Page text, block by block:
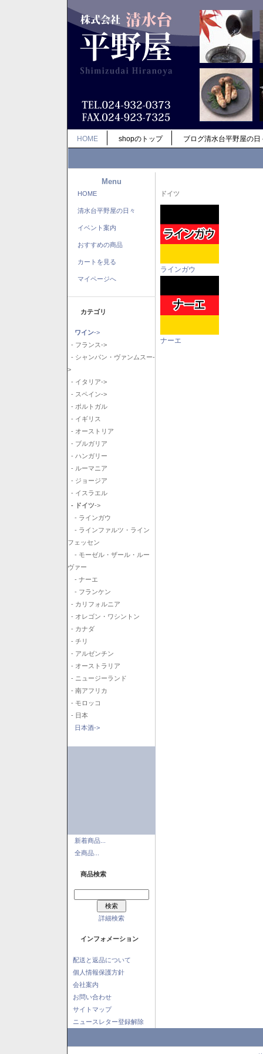
HOME shopのトップ ブログ清水台平野屋の日
Menu
HOME
清水台平野屋の日々
イベント案内
おすすめの商品
カートを見る
マイページへ
カテゴリ
ワイン->
- フランス->
- シャンパン・ヴァンムスー-
>
- イタリア->
- スペイン->
- ポルトガル
- イギリス
- オーストリア
- ブルガリア
- ハンガリー
- ルーマニア
- ジョージア
- イスラエル
- ドイツ->
- ラインガウ
- ラインファルツ・ライン
フェッセン
- モーゼル・ザール・ルー
ヴァー
- ナーエ
- フランケン
- カリフォルニア
- オレゴン・ワシントン
- カナダ
- チリ
- アルゼンチン
- オーストラリア
- ニュージーランド
- 南アフリカ
- モロッコ
- 日本
日本酒->
新着商品...
全商品...
商品検索
詳細検索
インフォメーション
配送と返品について
個人情報保護方針
会社案内
お問い合わせ
サイトマップ
ニュースレター登録解除
ドイツ
ラインガウ
ナーエ